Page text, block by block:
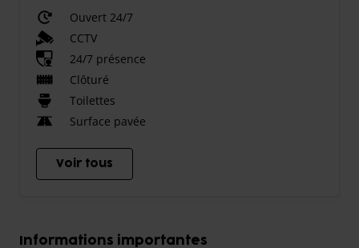
Ouvert 24/7
CCTV
24/7 présence
Clôturé
Toilettes
Surface pavée
Voir tous
Informations importantes